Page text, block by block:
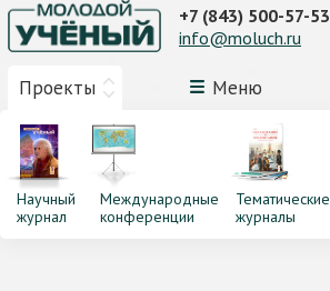
Проекты Меню
+7 (843) 500-57-53
info@moluch.ru
Научный
журнал
Международные
конференции
Тематические
журналы